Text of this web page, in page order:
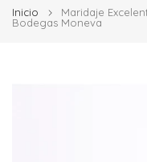
Inicio
Maridaje
Bodegas Moneva